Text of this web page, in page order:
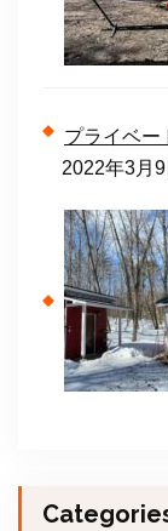
プライベー
2022年3月9